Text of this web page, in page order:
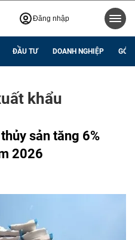
Đăng nhập
ĐẦU TƯ DOANH NGHIỆP GÓC
khẩu
sản tăng 6%
2026